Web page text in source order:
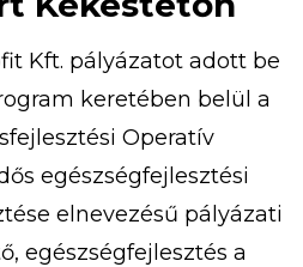
Kft. pályázatot adott be
keretében belül a
Operatív
egészségfejlesztési
elnevezésű pályázati
egészségfejlesztés a